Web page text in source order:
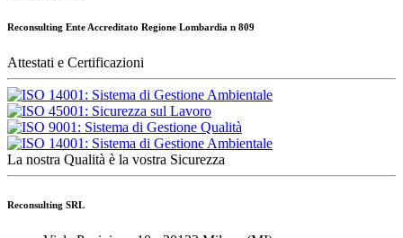
Reconsulting Ente Accreditato Regione Lombardia n 809
Attestati e Certificazioni
La nostra Qualità è la vostra Sicurezza
Reconsulting SRL